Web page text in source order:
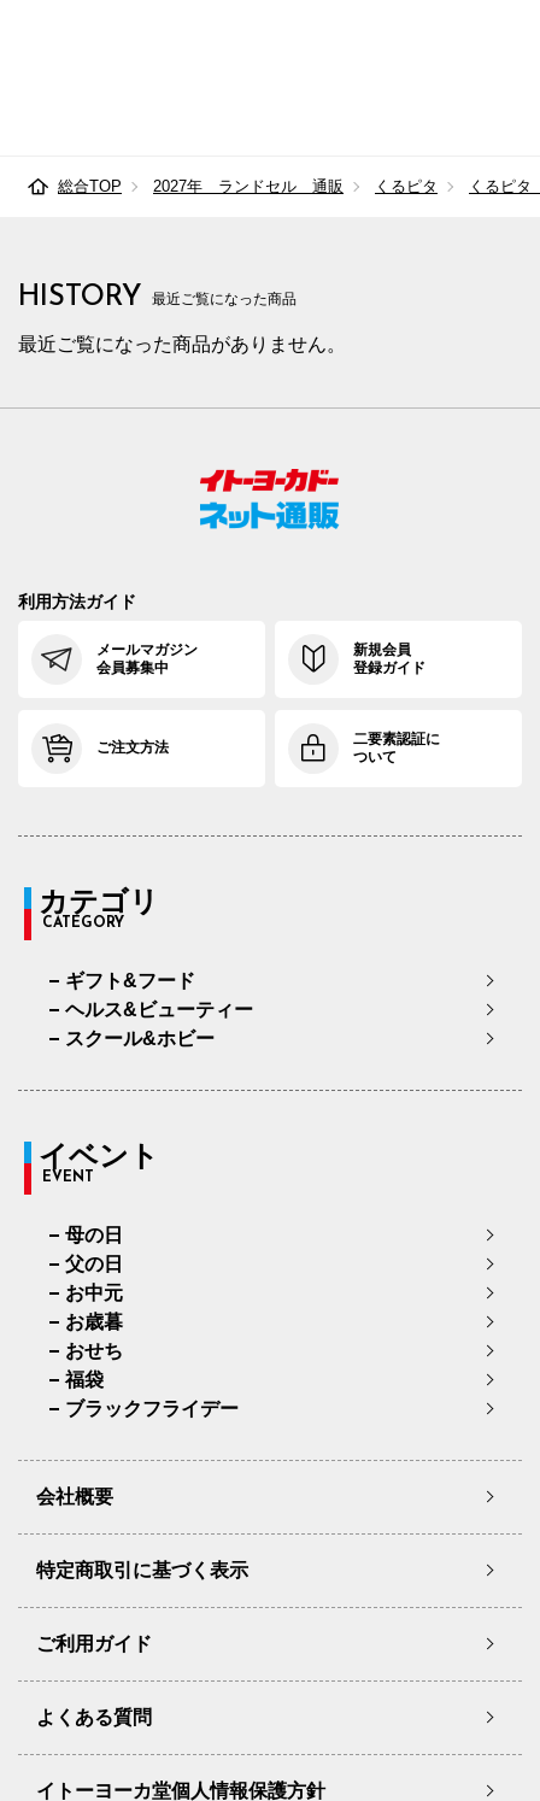
総合TOP 2027年 ランドセル 通販 くるピタ くるピ
HISTORY 最近ご覧になった商品
最近ご覧になった商品がありません。
利用方法ガイド
メールマガジン
会員募集中
新規会員
登録ガイド
ご注文方法
二要素認証に
ついて
カテゴリ
CATEGORY
ギフト&フード
ヘルス&ビューティー
スクール&ホビー
イベント
EVENT
母の日
父の日
お中元
お歳暮
おせち
福袋
ブラックフライデー
会社概要
特定商取引に基づく表示
ご利用ガイド
よくある質問
イトーヨーカ堂個人情報保護方針